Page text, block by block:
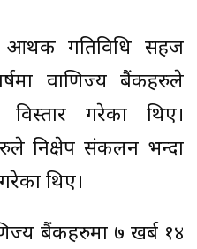
गतिविधि सहज
वाणिज्य बैंकहरुले
गरेका थिए।
निक्षेप संकलन भन्दा
थिए।
बैंकहरुमा ७ खर्ब १४